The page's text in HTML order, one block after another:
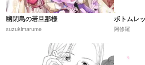
幽閉島の若旦那様
suzukimarume 阿修羅